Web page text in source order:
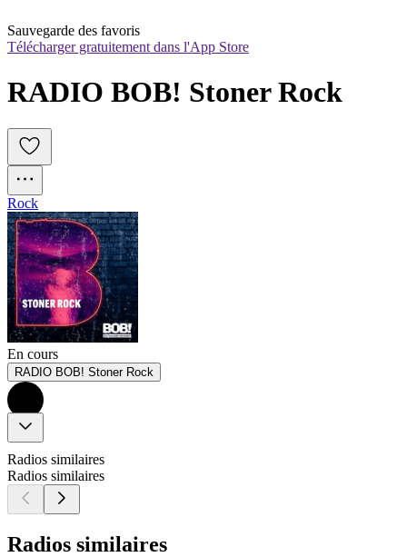
Sauvegarde des favoris
Télécharger gratuitement dans l'App Store
RADIO BOB! Stoner Rock
Rock
En cours
RADIO BOB! Stoner Rock
Radios similaires
Radios similaires
Radios similaires